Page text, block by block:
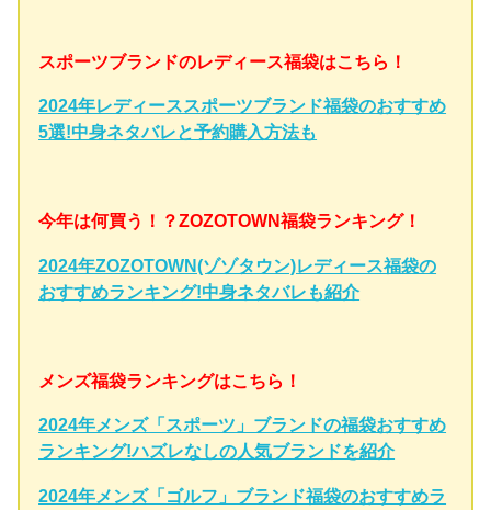
スポーツブランドのレディース福袋はこちら！
2024年レディーススポーツブランド福袋のおすすめ
5選!中身ネタバレと予約購入方法も
今年は何買う！？ZOZOTOWN福袋ランキング！
2024年ZOZOTOWN(ゾゾタウン)レディース福袋の
おすすめランキング!中身ネタバレも紹介
メンズ福袋ランキングはこちら！
2024年メンズ「スポーツ」ブランドの福袋おすすめ
ランキング!ハズレなしの人気ブランドを紹介
2024年メンズ「ゴルフ」ブランド福袋のおすすめラ